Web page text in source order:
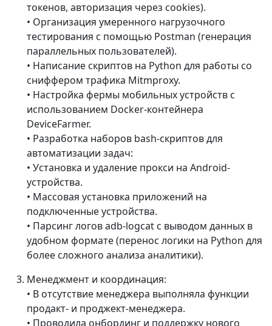
токенов, авторизация через cookies).
• Организация умеренного нагрузочного
тестирования с помощью Postman (генерация
параллельных пользователей).
• Написание скриптов на Python для работы со
сниффером трафика Mitmproxy.
• Настройка фермы мобильных устройств с
использованием Docker-контейнера
DeviceFarmer.
• Разработка наборов bash-скриптов для
автоматизации задач:
• Установка и удаление прокси на Android-
устройства.
• Массовая установка приложений на
подключенные устройства.
• Парсинг логов adb-logcat с выводом данных в
удобном формате (перенос логики на Python для
более сложного анализа аналитики).
Менеджмент и координация:
• В отсутствие менеджера выполняла функции
продакт- и проджект-менеджера.
• Проводила онбординг и поддержку нового